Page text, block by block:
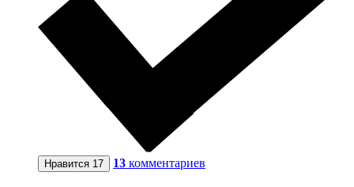
Нравится 17 13 комментариев